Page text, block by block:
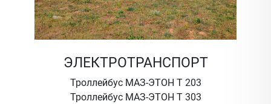
ЭЛЕКТРОТРАНСПОРТ
Троллейбус МАЗ-ЭТОН Т 203
Троллейбус МАЗ-ЭТОН Т 303